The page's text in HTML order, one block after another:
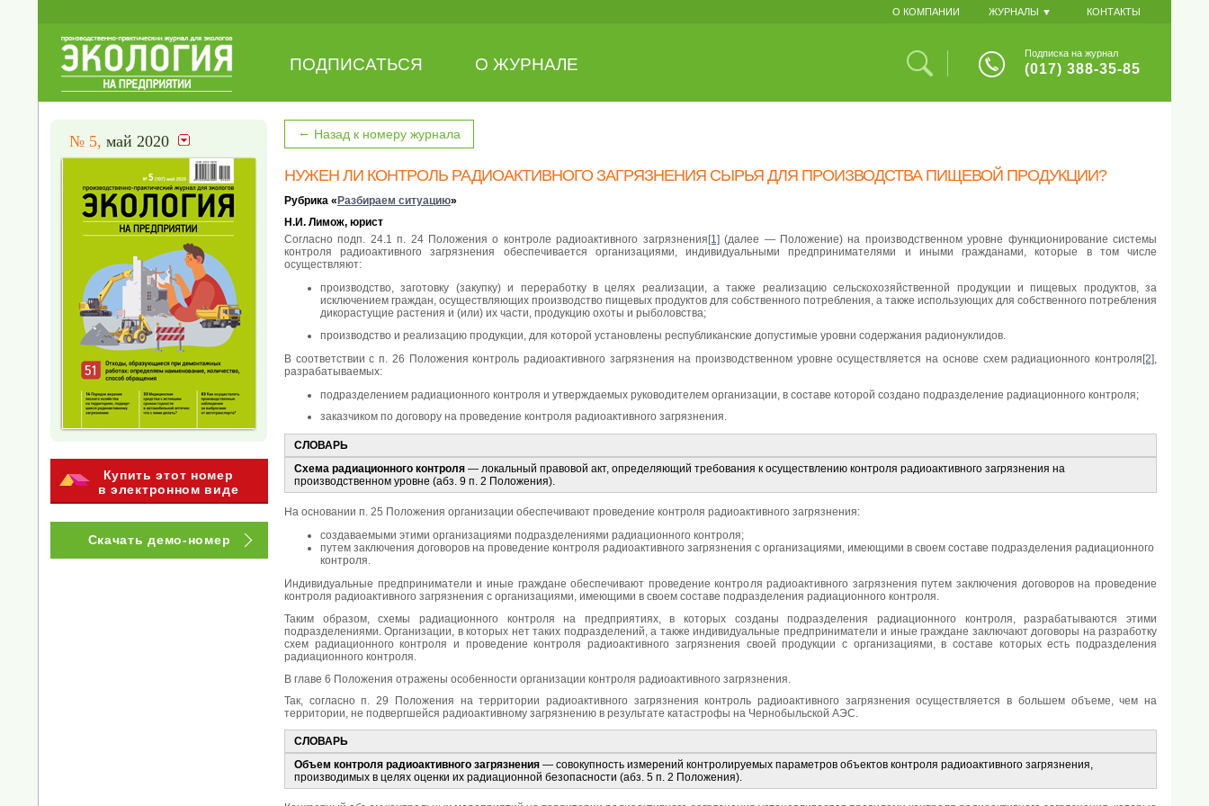
О КОМПАНИИ ЖУРНАЛЫ ▼ КОНТАКТЫ
ПОДПИСАТЬСЯ О ЖУРНАЛЕ
Подписка на журнал
(017) 388-35-85
№ 5, май 2020
Купить этот номер
в электронном виде
Скачать демо-номер
← Назад к номеру журнала
НУЖЕН ЛИ КОНТРОЛЬ РАДИОАКТИВНОГО ЗАГРЯЗНЕНИЯ СЫРЬЯ ДЛЯ ПРОИЗВОДСТВА ПИЩЕВОЙ ПРОДУКЦИИ?
Рубрика « Разбираем ситуацию»
Н.И. Лимож, юрист
Согласно подп. 24.1 п. 24 Положения о контроле радиоактивного загрязнения [1] (далее — Положение) на производственном уровне функционирование системы
контроля радиоактивного загрязнения обеспечивается организациями, индивидуальными предпринимателями и иными гражданами, которые в том числе
осуществляют:
производство, заготовку (закупку) и переработку в целях реализации, а также реализацию сельскохозяйственной продукции и пищевых продуктов, за
исключением граждан, осуществляющих производство пищевых продуктов для собственного потребления, а также использующих для собственного потребления
дикорастущие растения и (или) их части, продукцию охоты и рыболовства;
производство и реализацию продукции, для которой установлены республиканские допустимые уровни содержания радионуклидов.
В соответствии с п. 26 Положения контроль радиоактивного загрязнения на производственном уровне осуществляется на основе схем радиационного контроля[2]
разрабатываемых:
подразделением радиационного контроля и утверждаемых руководителем организации, в составе которой создано подразделение радиационного контроля;
заказчиком по договору на проведение контроля радиоактивного загрязнения.
СЛОВАРЬ
Схема радиационного контроля — локальный правовой акт, определяющий требования к осуществлению контроля радиоактивного загрязнения на
производственном уровне (абз. 9 п. 2 Положения).
На основании п. 25 Положения организации обеспечивают проведение контроля радиоактивного загрязнения:
создаваемыми этими организациями подразделениями радиационного контроля;
путем заключения договоров на проведение контроля радиоактивного загрязнения с организациями, имеющими в своем составе подразделения радиационного
контроля.
Индивидуальные предприниматели и иные граждане обеспечивают проведение контроля радиоактивного загрязнения путем заключения договоров на проведение
контроля радиоактивного загрязнения с организациями, имеющими в своем составе подразделения радиационного контроля.
Таким образом, схемы радиационного контроля на предприятиях, в которых созданы подразделения радиационного контроля, разрабатываются этими
подразделениями. Организации, в которых нет таких подразделений, а также индивидуальные предприниматели и иные граждане заключают договоры на разработку
схем радиационного контроля и проведение контроля радиоактивного загрязнения своей продукции с организациями, в составе которых есть подразделения
радиационного контроля.
В главе 6 Положения отражены особенности организации контроля радиоактивного загрязнения.
Так, согласно п. 29 Положения на территории радиоактивного загрязнения контроль радиоактивного загрязнения осуществляется в большем объеме, чем на
территории, не подвергшейся радиоактивному загрязнению в результате катастрофы на Чернобыльской АЭС.
СЛОВАРЬ
Объем контроля радиоактивного загрязнения — совокупность измерений контролируемых параметров объектов контроля радиоактивного загрязнения,
производимых в целях оценки их радиационной безопасности (абз. 5 п. 2 Положения).